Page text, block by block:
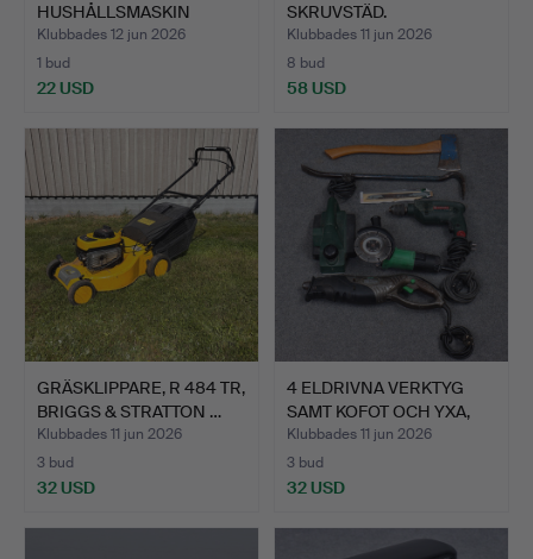
HUSHÅLLSMASKIN
"ASSISTENT" ELE…
Klubbades 12 jun 2026
1 bud
22 USD
SKRUVSTÄD.
Klubbades 11 jun 2026
8 bud
58 USD
GRÄSKLIPPARE, R 484 TR,
BRIGGS & STRATTON …
Klubbades 11 jun 2026
3 bud
32 USD
4 ELDRIVNA VERKTYG
SAMT KOFOT OCH YXA,
MET…
Klubbades 11 jun 2026
3 bud
32 USD